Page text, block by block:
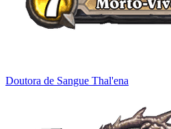
Doutora de Sangue Thal'ena